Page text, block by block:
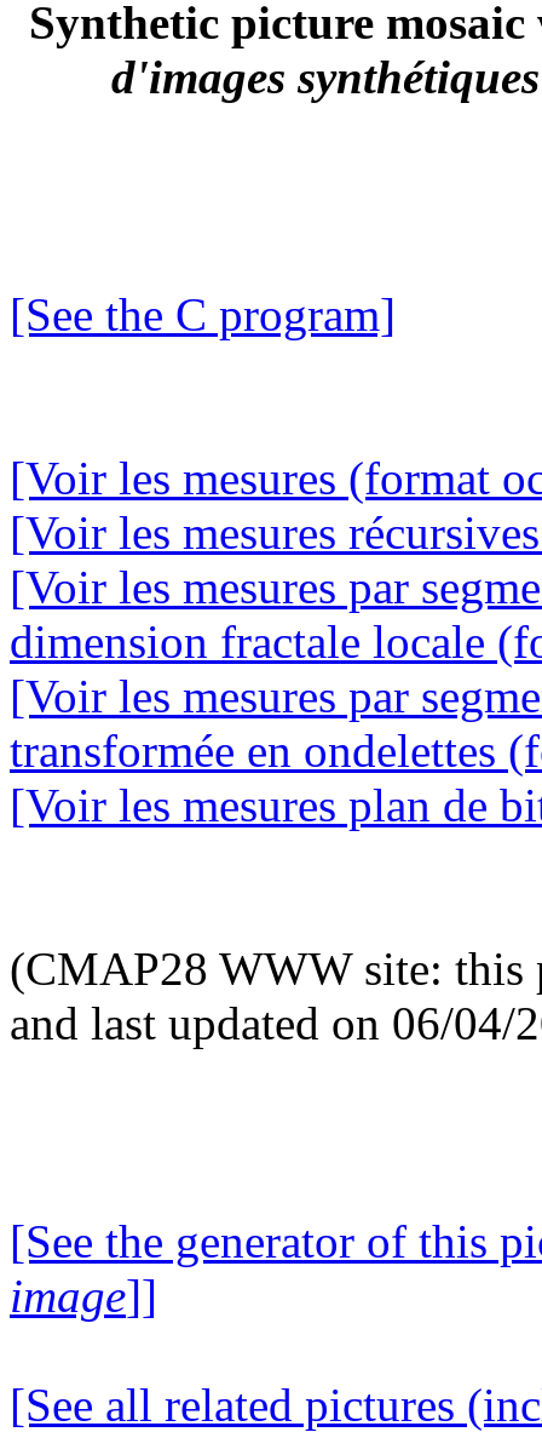
Synthetic picture
d'images
[See the C program]
[Voir les mesures (format
[Voir les mesures
[Voir les mesures par
dimension fractale locale
[Voir les mesures par
transformée en ondelettes
[Voir les mesures plan de
(CMAP28 WWW site: this
and last updated on 06/04/
[See the generator of this
image]]
[See all related pictures